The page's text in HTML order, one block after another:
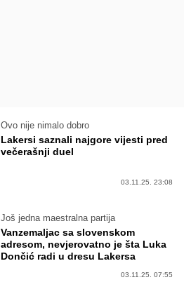
Ovo nije nimalo dobro
Lakersi saznali najgore vijesti pred
večerašnji duel
03.11.25. 23:08
Još jedna maestralna partija
Vanzemaljac sa slovenskom
adresom, nevjerovatno je šta Luka
Dončić radi u dresu Lakersa
03.11.25. 07:55